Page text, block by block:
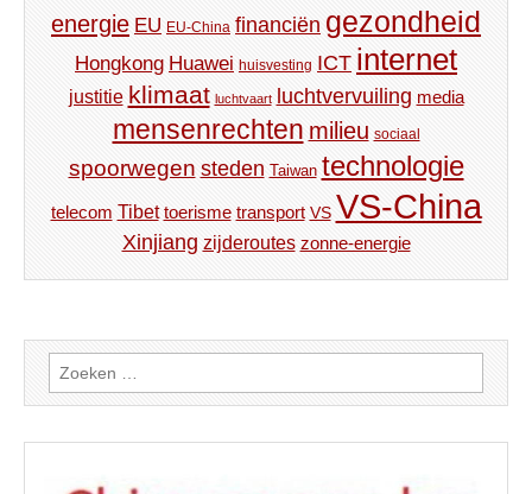
energie EU EU-China financiën gezondheid
Hongkong Huawei huisvesting ICT internet
justitie klimaat luchtvaart luchtvervuiling media
mensenrechten milieu sociaal
spoorwegen steden Taiwan technologie
telecom Tibet toerisme transport VS VS-China
Xinjiang zijderoutes zonne-energie
Zoeken
naar: